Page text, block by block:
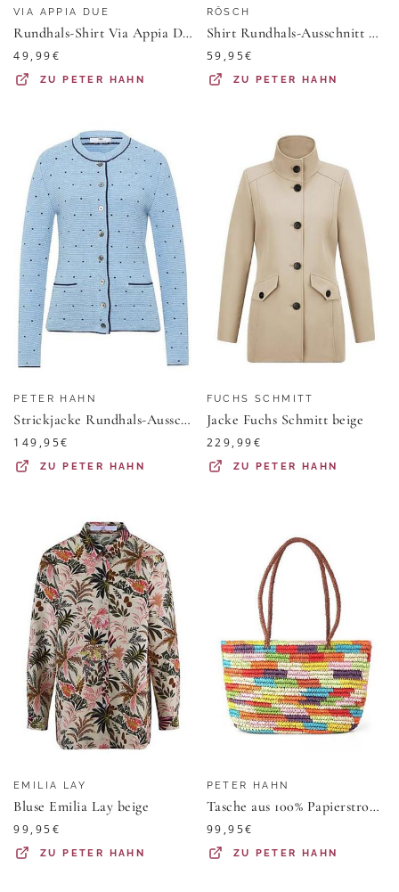
VIA APPIA DUE
Rundhals-Shirt Via Appia Due weiss
49,99€
ZUPETER HAHN
RÖSCH
Shirt Rundhals-Ausschnitt Rösch blau
59,95€
ZU PETER HAHN
PETER HAHN
Strickjacke Rundhals-Ausschnitt Peter Hahn mehrfarbig
149,95€
ZU PETER HAHN
FUCHS SCHMITT
Jacke Fuchs Schmitt beige
229,99€
ZU PETER HAHN
EMILIA LAY
Bluse Emilia Lay beige
99,95€
ZU PETER HAHN
PETER HAHN
Tasche aus 100% Papierstroh Peter Hahn mehrfarbig
99,95€
ZU PETER HAHN